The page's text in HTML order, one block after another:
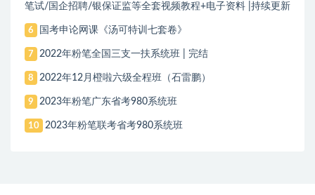
笔试/国企招聘/银保证监等全套视频教程+电子资料 |持续更新
6 国考申论网课《汤可特训七套卷》
7 2022年粉笔全国三支一扶系统班 | 完结
8 2022年12月橙啦六级全程班（石雷鹏）
9 2023年粉笔广东省考980系统班
10 2023年粉笔联考省考980系统班